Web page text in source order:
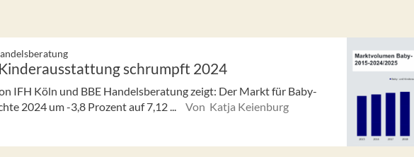
schrumpft 2024
IFH Köln und BBE Handelsberatung zeigt: Der Markt für Baby-
2024 um -3,8 Prozent auf 7,12 ...
Von Katja Keienburg